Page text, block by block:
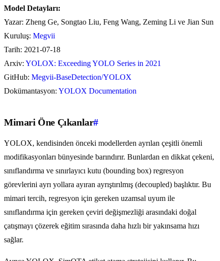
Model Detayları:
Yazar: Zheng Ge, Songtao Liu, Feng Wang, Zeming Li ve Jian Sun
Kuruluş: Megvii
Tarih: 2021-07-18
Arxiv: YOLOX: Exceeding YOLO Series in 2021
GitHub: Megvii-BaseDetection/YOLOX
Dokümantasyon: YOLOX Documentation
Mimari Öne Çıkanlar#
YOLOX, kendisinden önceki modellerden ayrılan çeşitli önemli
modifikasyonları bünyesinde barındırır. Bunlardan en dikkat çekeni,
sınıflandırma ve sınırlayıcı kutu (bounding box) regresyon
görevlerini ayrı yollara ayıran ayrıştırılmış (decoupled) başlıktır. Bu
mimari tercih, regresyon için gereken uzamsal uyum ile
sınıflandırma için gereken çeviri değişmezliği arasındaki doğal
çatışmayı çözerek eğitim sırasında daha hızlı bir yakınsama hızı
sağlar.